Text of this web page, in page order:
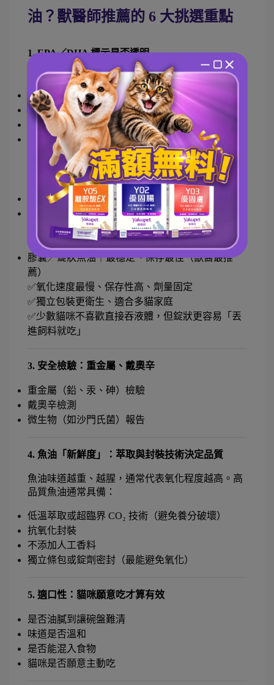
1. EPA／DHA 標示是否透明
優質的貓咪魚油一定會清楚標示以下資訊：
每份魚油含量（mg）
EPA／DHA 的實際毫克數
來源魚種（如鯖魚、鱈魚、沙丁魚）
建議餵食量與每日安全上限
2. 劑型比較：粉狀、液態、膠囊／獸醫最推薦錠劑
粉狀魚油｜好混食但易受潮
液態魚油｜劑量好調整但最容易氧化
❌開封後接觸空氣 → 變質速度最快、味道較重、挑
食貓接受度低
膠囊／錠狀魚油｜最穩定、保存最佳（獸醫最推
薦）
✅氧化速度最慢、保存性高、劑量固定
✅獨立包裝更衛生、適合多貓家庭
✅少數貓咪不喜歡直接吞液體，但錠狀更容易「丟
進飼料就吃」
3. 安全檢驗：重金屬、戴奧辛
重金屬（鉛、汞、砷）檢驗
戴奧辛檢測
微生物（如沙門氏菌）報告
4. 魚油「新鮮度」：萃取與封裝技術決定品質
魚油味道越重、越腥，通常代表氧化程度越高。高
品質魚油通常具備：
低溫萃取或超臨界 CO₂ 技術（避免養分破壞）
抗氧化封裝
不添加人工香料
獨立條包或錠劑密封（最能避免氧化）
5. 適口性：貓咪願意吃才算有效
是否油膩到讓碗盤難清
味道是否溫和
是否能混入食物
貓咪是否願意主動吃